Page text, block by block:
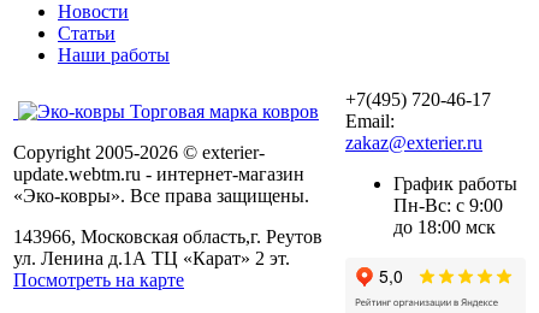
Новости
Статьи
Наши работы
Торговая марка ковров
Copyright 2005-2026 © exterier-
update.webtm.ru - интернет-магазин
«Эко-ковры». Все права защищены.
143966, Московская область,г. Реутов
ул. Ленина д.1А ТЦ «Карат» 2 эт.
Посмотреть на карте
+7(495) 720-46-17
Email:
zakaz@exterier.ru
График работы
Пн-Вс: с 9:00
до 18:00 мск